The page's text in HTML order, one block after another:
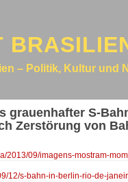
– Politik, Kultur und
grauenhafter S-
Zerstörung von
2013/09/imagens-mostram-
12/s-bahn-in-berlin-rio-de-